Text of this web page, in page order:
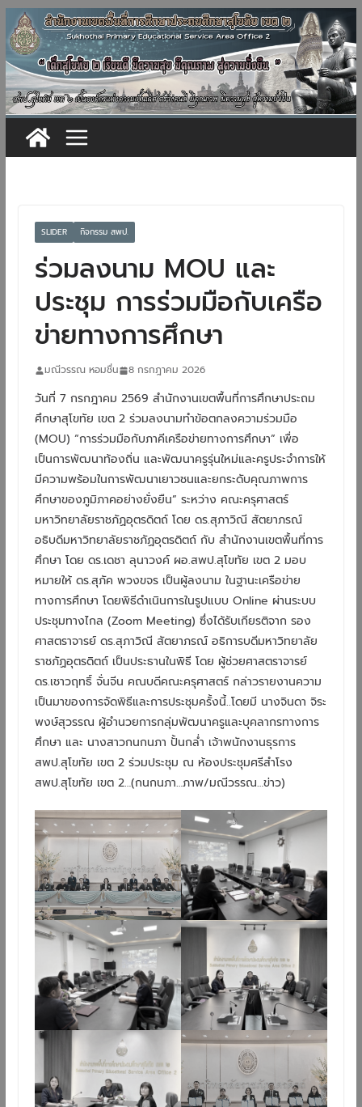
Skip
to
content
SLIDER กิจกรรม สพป.
ร่วมลงนาม MOU และ
ประชุม การร่วมมือกับเครือ
ข่ายทางการศึกษา
มณีวรรณ หอมชื่น 8 กรกฎาคม 2026
วันที่ 7 กรกฎาคม 2569 สำนักงานเขตพื้นที่การศึกษาประถม
ศึกษาสุโขทัย เขต 2 ร่วมลงนามทำข้อตกลงความร่วมมือ
(MOU) “การร่วมมือกับภาคีเครือข่ายทางการศึกษา” เพื่อ
เป็นการพัฒนาท้องถิ่น และพัฒนาครูรุ่นใหม่และครูประจำการให้
มีความพร้อมในการพัฒนาเยาวชนและยกระดับคุณภาพการ
ศึกษาของภูมิภาคอย่างยั่งยืน” ระหว่าง คณะครุศาสตร์
มหาวิทยาลัยราชภัฏอุตรดิตถ์ โดย ดร.สุภาวิณี สัตยาภรณ์
อธิบดีมหาวิทยาลัยราชภัฏอุตรดิตถ์ กับ สำนักงานเขตพื้นที่การ
ศึกษา โดย ดร.เดชา ลุนาวงค์ ผอ.สพป.สุโขทัย เขต 2 มอบ
หมายให้ ดร.สุภัค พวงขจร เป็นผู้ลงนาม ในฐานะเครือข่าย
ทางการศึกษา โดยพิธีดำเนินการในรูปแบบ Online ผ่านระบบ
ประชุมทางไกล (Zoom Meeting) ซึ่งได้รับเกียรติจาก รอง
ศาสตราจารย์ ดร.สุภาวิณี สัตยาภรณ์ อธิการบดีมหาวิทยาลัย
ราชภัฏอุตรดิตถ์ เป็นประธานในพิธี โดย ผู้ช่วยศาสตราจารย์
ดร.เชาวฤทธิ์ จั่นจีน คณบดีคณะครุศาสตร์ กล่าวรายงานความ
เป็นมาของการจัดพิธีและการประชุมครั้งนี้..โดยมี นางจินดา จิระ
พงษ์สุวรรณ ผู้อำนวยการกลุ่มพัฒนาครูและบุคลากรทางการ
ศึกษา และ นางสาวกนกนภา ปั้นกล่ำ เจ้าพนักงานธุรการ
สพป.สุโขทัย เขต 2 ร่วมประชุม ณ ห้องประชุมศรีสำโรง
สพป.สุโขทัย เขต 2…(กนกนภา…ภาพ/มณีวรรณ…ข่าว)